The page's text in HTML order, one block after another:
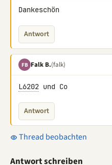
Dankeschön
Antwort
FB Falk B.(falk)
L6202 und Co
Antwort
Thread beobachten
Antwort schreiben